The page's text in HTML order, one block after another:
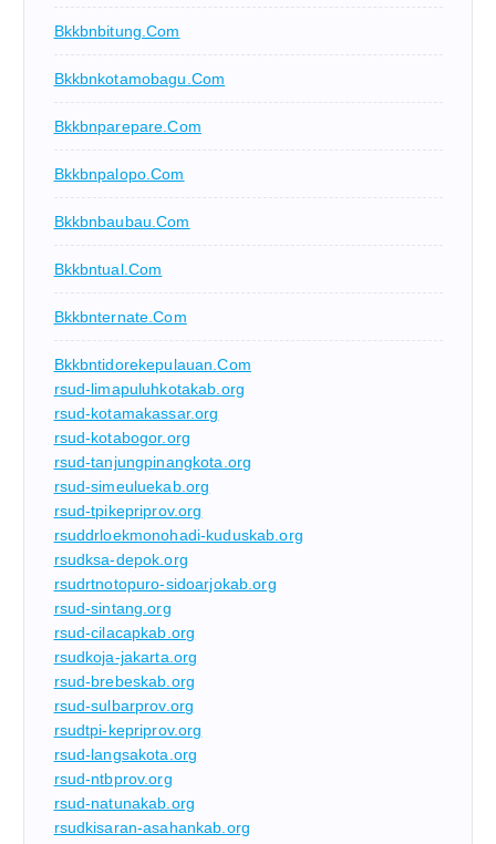
Bkkbnbitung.com
Bkkbnkotamobagu.com
Bkkbnparepare.com
Bkkbnpalopo.com
Bkkbnbaubau.com
Bkkbntual.com
Bkkbnternate.com
Bkkbntidorekepulauan.com
rsud-limapuluhkotakab.org
rsud-kotamakassar.org
rsud-kotabogor.org
rsud-tanjungpinangkota.org
rsud-simeuluekab.org
rsud-tpikepriprov.org
rsuddrloekmonohadi-kuduskab.org
rsudksa-depok.org
rsudrtnotopuro-sidoarjokab.org
rsud-sintang.org
rsud-cilacapkab.org
rsudkoja-jakarta.org
rsud-brebeskab.org
rsud-sulbarprov.org
rsudtpi-kepriprov.org
rsud-langsakota.org
rsud-ntbprov.org
rsud-natunakab.org
rsudkisaran-asahankab.org